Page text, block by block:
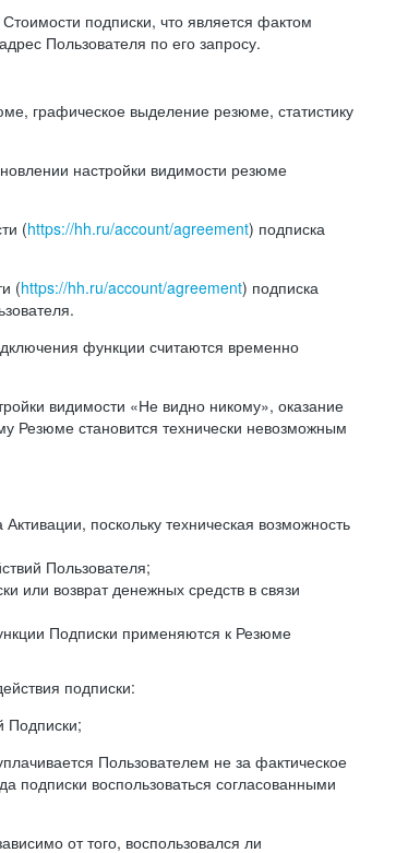
подписки, что является фактом
Пользователя по его запросу.
графическое выделение резюме, статистику
настройки видимости резюме
(https://hh.ru/account/agreement) подписка
(https://hh.ru/account/agreement) подписка
функции считаются временно
видимости «Не видно никому», оказание
Резюме становится технически невозможным
поскольку техническая возможность
Пользователя;
или возврат денежных средств в связи
Подписки применяются к Резюме
подписки:
Подписки;
Пользователем не за фактическое
подписки воспользоваться согласованными
от того, воспользовался ли